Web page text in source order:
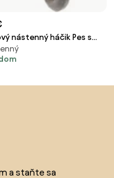
nástenný háčik Pes s
- 10 * 4 * 15 cm
a staňte sa